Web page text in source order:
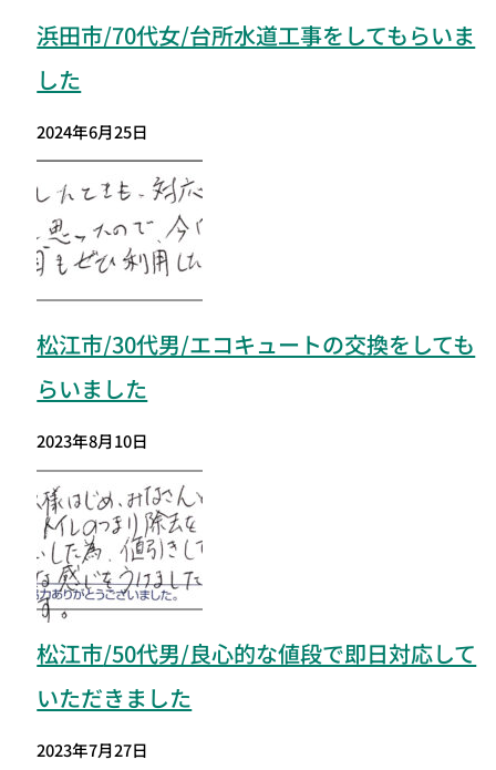
浜田市/70代女/台所水道工事をしてもらいま
した
2024年6月25日
松江市/30代男/エコキュートの交換をしても
らいました
2023年8月10日
松江市/50代男/良心的な値段で即日対応して
いただきました
2023年7月27日